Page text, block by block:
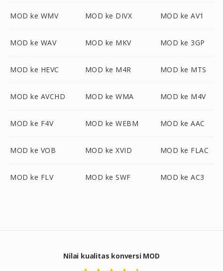
MOD ke WMV MOD ke DIVX MOD ke AV1
MOD ke WAV MOD ke MKV MOD ke 3GP
MOD ke HEVC MOD ke M4R MOD ke MTS
MOD ke AVCHD MOD ke WMA MOD ke M4V
MOD ke F4V MOD ke WEBM MOD ke AAC
MOD ke VOB MOD ke XVID MOD ke FLAC
MOD ke FLV MOD ke SWF MOD ke AC3
Nilai kualitas konversi MOD